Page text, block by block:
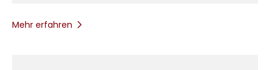
Mehr erfahren